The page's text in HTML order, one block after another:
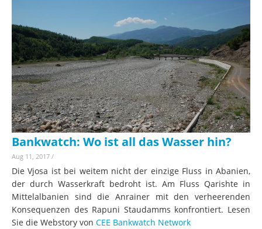
Bankwatch: Wo ist all das Wasser hin?
Aug 11, 2017 /
Die Vjosa ist bei weitem nicht der einzige Fluss in Abanien,
der durch Wasserkraft bedroht ist. Am Fluss Qarishte in
Mittelalbanien sind die Anrainer mit den verheerenden
Konsequenzen des Rapuni Staudamms konfrontiert. Lesen
Sie die Webstory von CEE Bankwatch Network